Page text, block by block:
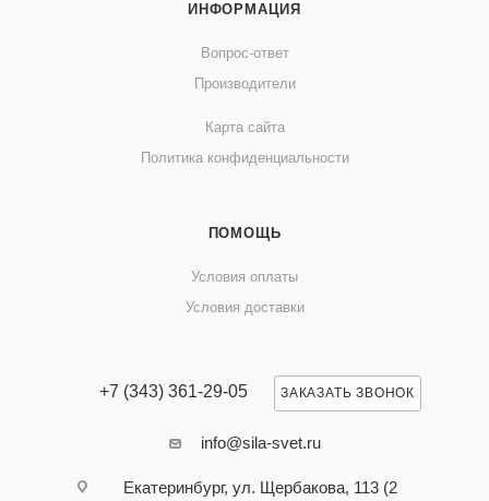
ИНФОРМАЦИЯ
Вопрос-ответ
Производители
Карта сайта
Политика конфиденциальности
ПОМОЩЬ
Условия оплаты
Условия доставки
+7 (343) 361-29-05 ЗАКАЗАТЬ ЗВОНОК
info@sila-svet.ru
Екатеринбург, ул. Щербакова, 113 (2